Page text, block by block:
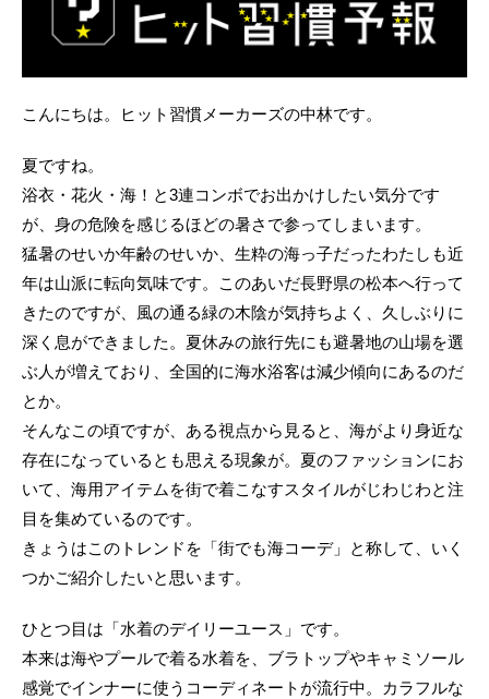
こんにちは。ヒット習慣メーカーズの中林です。
夏ですね。
浴衣・花火・海！と3連コンボでお出かけしたい気分です
が、身の危険を感じるほどの暑さで参ってしまいます。
猛暑のせいか年齢のせいか、生粋の海っ子だったわたしも近
年は山派に転向気味です。このあいだ長野県の松本へ行って
きたのですが、風の通る緑の木陰が気持ちよく、久しぶりに
深く息ができました。夏休みの旅行先にも避暑地の山場を選
ぶ人が増えており、全国的に海水浴客は減少傾向にあるのだ
とか。
そんなこの頃ですが、ある視点から見ると、海がより身近な
存在になっているとも思える現象が。夏のファッションにお
いて、海用アイテムを街で着こなすスタイルがじわじわと注
目を集めているのです。
きょうはこのトレンドを「街でも海コーデ」と称して、いく
つかご紹介したいと思います。
ひとつ目は「水着のデイリーユース」です。
本来は海やプールで着る水着を、ブラトップやキャミソール
感覚でインナーに使うコーディネートが流行中。カラフルな